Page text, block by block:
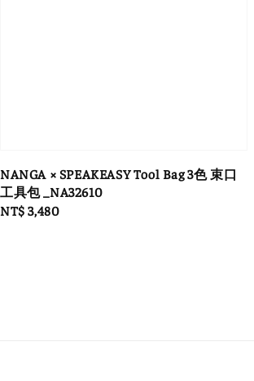
NANGA × SPEAKEASY Tool Bag 3色 束口
工具包 _NA32610
Regular
NT$ 3,480